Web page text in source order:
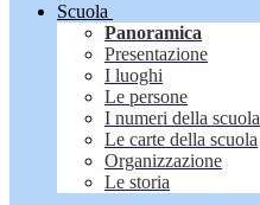
Scuola
Panoramica
Presentazione
I luoghi
Le persone
I numeri della scuola
Le carte della scuola
Organizzazione
Le storia